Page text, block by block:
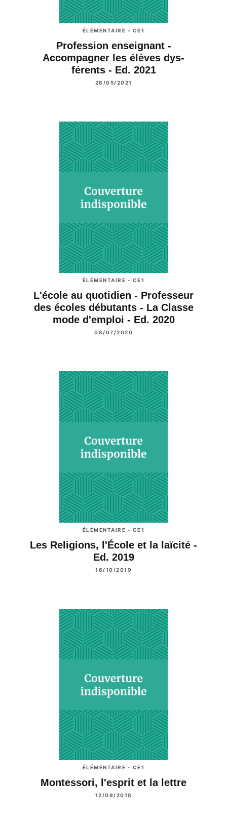
ÉLÉMENTAIRE - CE1
Profession enseignant -
Accompagner les élèves dys-
férents - Ed. 2021
26/05/2021
ÉLÉMENTAIRE - CE1
L'école au quotidien - Professeur
des écoles débutants - La Classe
mode d'emploi - Ed. 2020
08/07/2020
ÉLÉMENTAIRE - CE1
Les Religions, l'École et la laïcité -
Ed. 2019
16/10/2019
ÉLÉMENTAIRE - CE1
Montessori, l'esprit et la lettre
12/09/2018